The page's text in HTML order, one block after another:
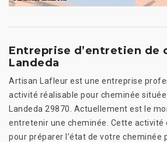
Entreprise d’entretien de
Landeda
Artisan Lafleur est une entreprise
activité réalisable pour cheminée située
Landeda 29870. Actuellement est le
entretenir une cheminée. Cette
pour préparer l’état de votre cheminée